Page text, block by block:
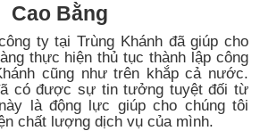
Cao Bằng
ty tại Trùng Khánh đã giúp cho
thực hiện thủ tục thành lập công
cũng như trên khắp cả nước.
có được sự tin tưởng tuyệt đối từ
là động lực giúp cho chúng tôi
chất lượng dịch vụ của mình.